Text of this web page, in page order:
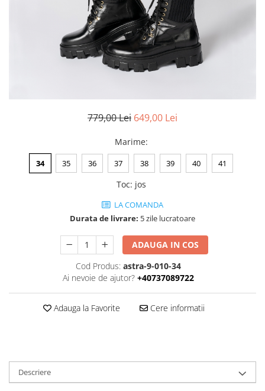
779,00 Lei 649,00 Lei
Marime:
34 35 36 37 38 39 40 41
Toc: jos
LA COMANDA
Durata de livrare: 5 zile lucratoare
ADAUGA IN COS
Cod Produs: astra-9-010-34
Ai nevoie de ajutor? +40737089722
Adauga la Favorite Cere informatii
Descriere